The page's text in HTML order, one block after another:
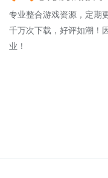
专业整合游戏资源，定期
千万次下载，好评如潮！
业！